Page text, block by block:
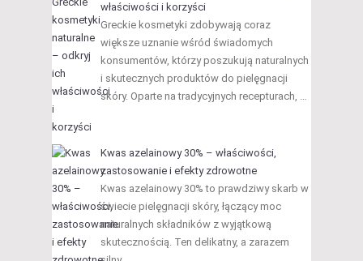
właściwości i korzyści
Greckie kosmetyki zdobywają coraz
większe uznanie wśród świadomych
konsumentów, którzy poszukują naturalnych
i skutecznych produktów do pielęgnacji
skóry. Oparte na tradycyjnych recepturach, …
Kwas azelainowy 30% – właściwości,
zastosowanie i efekty zdrowotne
Kwas azelainowy 30% to prawdziwy skarb w
świecie pielęgnacji skóry, łączący moc
naturalnych składników z wyjątkową
skutecznością. Ten delikatny, a zarazem